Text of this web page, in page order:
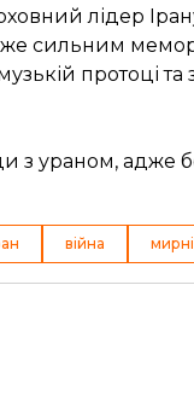
лідер
сильним
протоці
з ураном,
війна